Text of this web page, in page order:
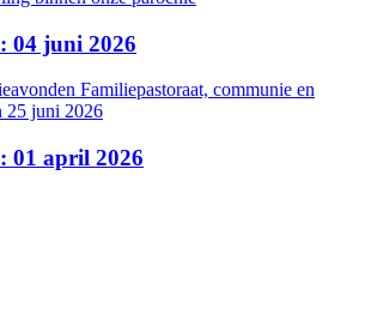
04 juni 2026
Familiepastoraat, communie en
25 juni 2026
01 april 2026